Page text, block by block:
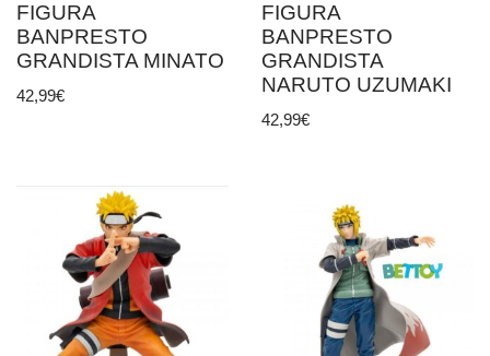
FIGURA
BANPRESTO
GRANDISTA MINATO
42,99€
FIGURA
BANPRESTO
GRANDISTA
NARUTO UZUMAKI
42,99€